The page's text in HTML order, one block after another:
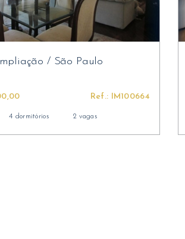
/ São Paulo
Ref.: IM100664
4 dormitórios 2 vagas